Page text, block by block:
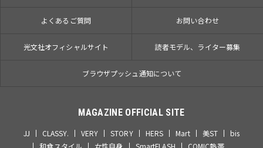
よくあるご質問 お問い合わせ
光文社オフィシャルサイト 読者モデル、ライター募集
ブラウザプッシュ通知について
MAGAZINE OFFICIAL SITE
JJ CLASSY. VERY STORY HERS Mart 美ST
bis
和食スタイル
女性自身 SmartFLASH COMIC熱帯